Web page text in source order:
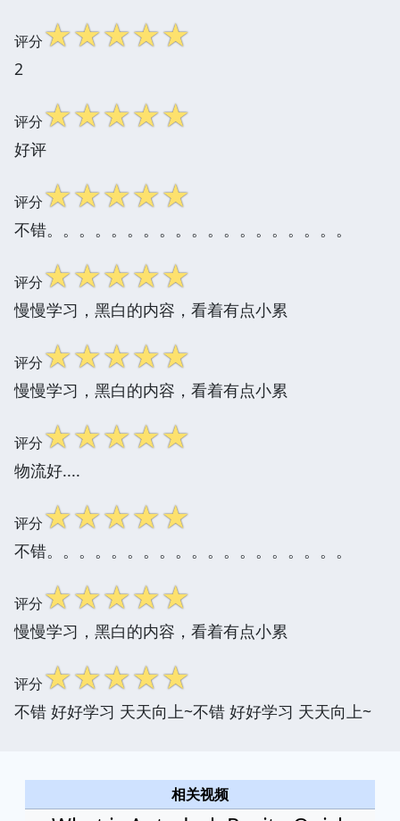
评分☆☆☆☆☆
2
评分☆☆☆☆☆
好评
评分☆☆☆☆☆
不错。。。。。。。。。。。。。。。。。。。
评分☆☆☆☆☆
慢慢学习，黑白的内容，看着有点小累
评分☆☆☆☆☆
慢慢学习，黑白的内容，看着有点小累
评分☆☆☆☆☆
物流好....
评分☆☆☆☆☆
不错。。。。。。。。。。。。。。。。。。。
评分☆☆☆☆☆
慢慢学习，黑白的内容，看着有点小累
评分☆☆☆☆☆
不错 好好学习 天天向上~不错 好好学习 天天向上~
相关视频